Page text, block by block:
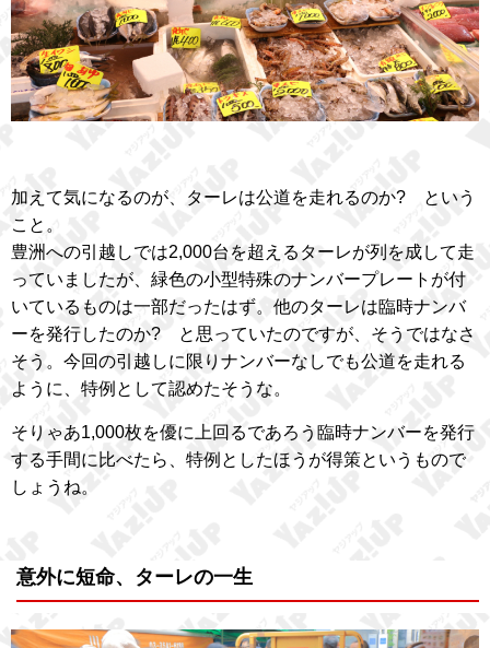
加えて気になるのが、ターレは公道を走れるのか? という
こと。
豊洲への引越しでは2,000台を超えるターレが列を成して走
っていましたが、緑色の小型特殊のナンバープレートが付
いているものは一部だったはず。他のターレは臨時ナンバ
ーを発行したのか? と思っていたのですが、そうではなさ
そう。今回の引越しに限りナンバーなしでも公道を走れる
ように、特例として認めたそうな。
そりゃあ1,000枚を優に上回るであろう臨時ナンバーを発行
する手間に比べたら、特例としたほうが得策というもので
しょうね。
意外に短命、ターレの一生